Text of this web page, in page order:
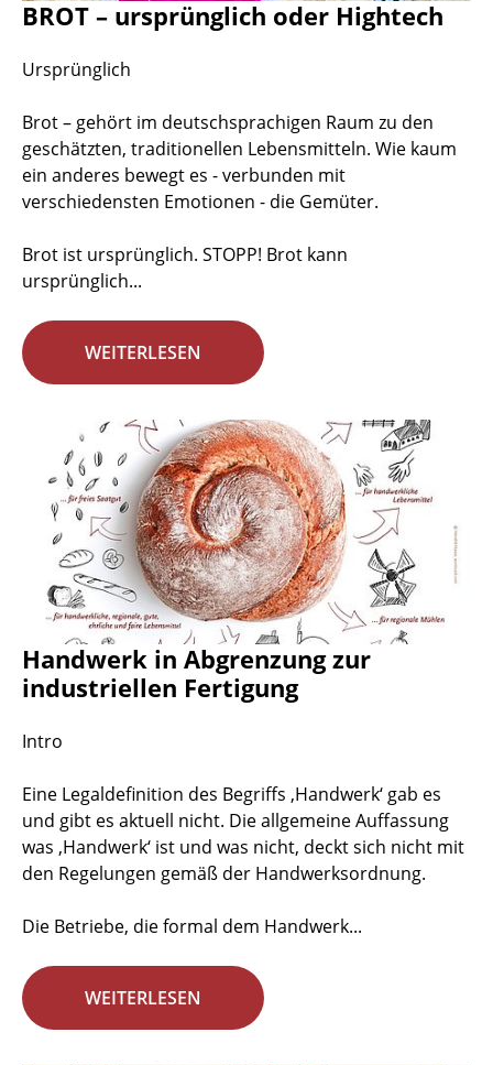
BROT – ursprünglich oder Hightech
Ursprünglich
Brot – gehört im deutschsprachigen Raum zu den
geschätzten, traditionellen Lebensmitteln. Wie kaum
ein anderes bewegt es - verbunden mit
verschiedensten Emotionen - die Gemüter.
Brot ist ursprünglich. STOPP! Brot kann
ursprünglich...
WEITERLESEN
Handwerk in Abgrenzung zur
industriellen Fertigung
Intro
Eine Legaldefinition des Begriffs ‚Handwerk‘ gab es
und gibt es aktuell nicht. Die allgemeine Auffassung
was ‚Handwerk‘ ist und was nicht, deckt sich nicht mit
den Regelungen gemäß der Handwerksordnung.
Die Betriebe, die formal dem Handwerk...
WEITERLESEN